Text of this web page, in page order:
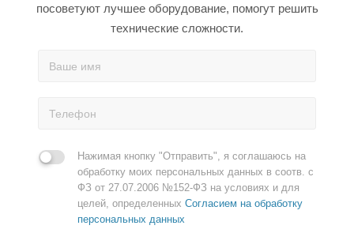
посоветуют лучшее оборудование, помогут решить
технические сложности.
Нажимая кнопку "Отправить", я соглашаюсь на
обработку моих персональных данных в соотв. с
ФЗ от 27.07.2006 №152-ФЗ на условиях и для
целей, определенных Согласием на обработку
персональных данных